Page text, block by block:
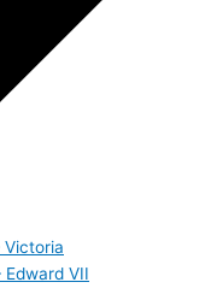
Victoria
Edward VII